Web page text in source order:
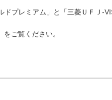
ドプレミアム」と「三菱ＵＦＪ-
ご覧ください。